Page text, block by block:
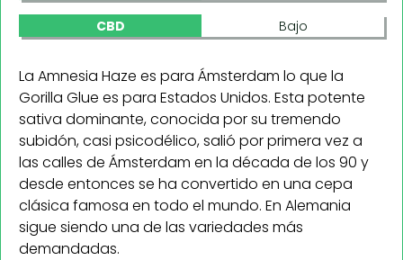
CBD Bajo
La Amnesia Haze es para Ámsterdam lo que la
Gorilla Glue es para Estados Unidos. Esta potente
sativa dominante, conocida por su tremendo
subidón, casi psicodélico, salió por primera vez a
las calles de Ámsterdam en la década de los 90 y
desde entonces se ha convertido en una cepa
clásica famosa en todo el mundo. En Alemania
sigue siendo una de las variedades más
demandadas.